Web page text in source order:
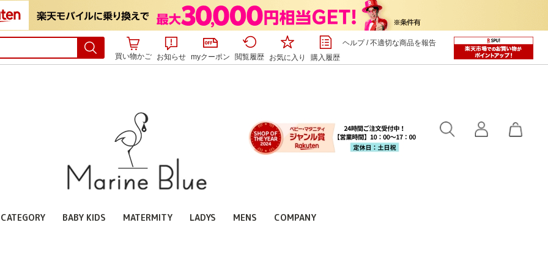
買い物かご お知らせ myクーポン 閲覧履歴 お気に入り 購入履歴
ヘルプ/不適切な商品を報告